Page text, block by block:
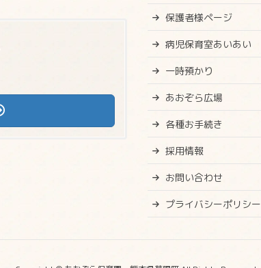
保護者様ページ
病児保育室あいあい
一時預かり
あおぞら広場
各種お手続き
採用情報
お問い合わせ
プライバシーポリシー